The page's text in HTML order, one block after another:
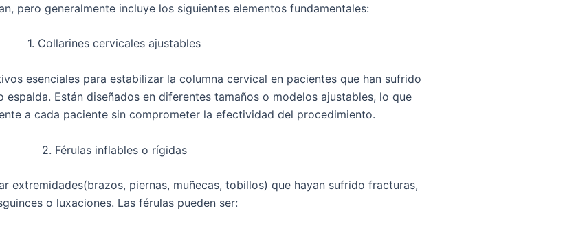
pero generalmente incluye los siguientes elementos fundamentales:
1. Collarines cervicales ajustables
esenciales para estabilizar la columna cervical en pacientes que han sufrido
Están diseñados en diferentes tamaños o modelos ajustables, lo que
a cada paciente sin comprometer la efectividad del procedimiento.
2. Férulas inflables o rígidas
extremidades(brazos, piernas, muñecas, tobillos) que hayan sufrido fracturas,
o luxaciones. Las férulas pueden ser: